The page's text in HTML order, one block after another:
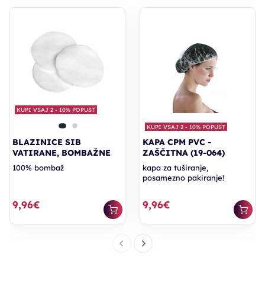
KUPI VSAJ 2 - 10% POPUST
BLAZINICE SIB
VATIRANE, BOMBAŽNE
100% bombaž
9,96€
KUPI VSAJ 2 - 10% POPUST
KAPA CPM PVC -
ZAŠČITNA (19-064)
kapa za tuširanje,
posamezno pakiranje!
9,96€